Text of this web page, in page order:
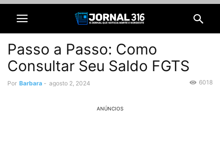
Passo a Passo: Como
Consultar Seu Saldo FGTS
Por Barbara - agosto 2, 2024 6018
ANÚNCIOS